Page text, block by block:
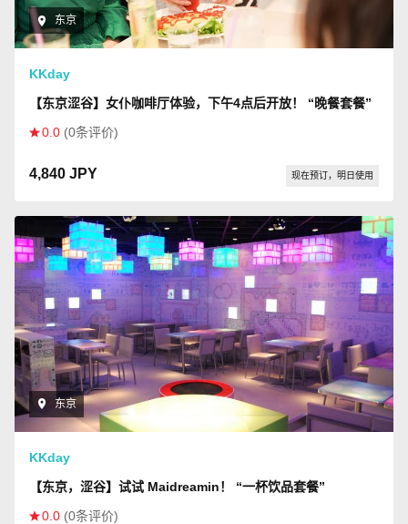
东京
KKday
【东京涩谷】女仆咖啡厅体验，下午4点后开放！ “晚餐套餐”
0.0 (0条评价)
4,840 JPY 现在预订，明日使用
东京
KKday
【东京，涩谷】试试 Maidreamin！ “一杯饮品套餐”
0.0 (0条评价)